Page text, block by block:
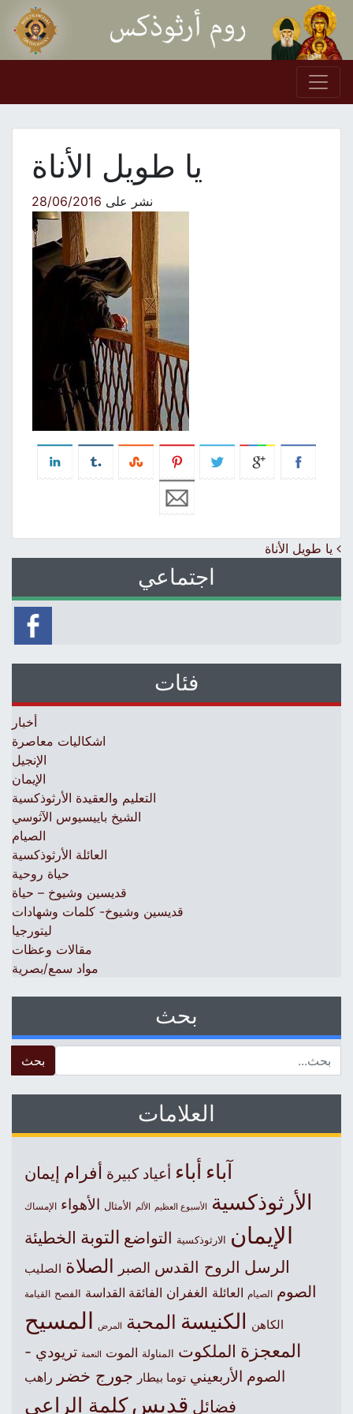
Skip to content
Main Navigation
يا طويل الأناة
نشر على28/06/2016
Post navigation
يا طويل الأناة
اجتماعي
فئات
أخبار
اشكاليات معاصرة
الإنجيل
الإيمان
التعليم والعقيدة الأرثوذكسية
الشيخ باييسيوس الآثوسي
الصيام
العائلة الأرثوذكسية
حياة روحية
قديسين وشيوخ – حياة
قديسين وشيوخ- كلمات وشهادات
ليتورجيا
مقالات وعظات
مواد سمع/بصرية
بحث
العلامات
آباءأباء أعياد كبيرة أفرام إيمان
الأرثوذكسية الأسبوع العظيم الألم الأمثال الأهواء الإمساك
الإيمان الارثوذكسية التواضع التوبة الخطيئة
الرسل الروح القدس الصبر الصلاة الصليب
الصوم الصيام العائلة الغفران الفائقة القداسة الفصح القيامة
الكاهن الكنيسةالمحبة المرض المسيح
المعجزة الملكوت المناولة الموت النعمة تريودي -
الصوم الأربعيني توما بيطار جورج خضر راهب
فضائل قديس كلمة الراعي